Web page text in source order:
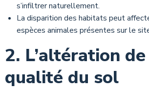
s’infiltrer naturellement.
La disparition des habitats peut
espèces animales présentes sur le
2. L’altération
qualité du sol